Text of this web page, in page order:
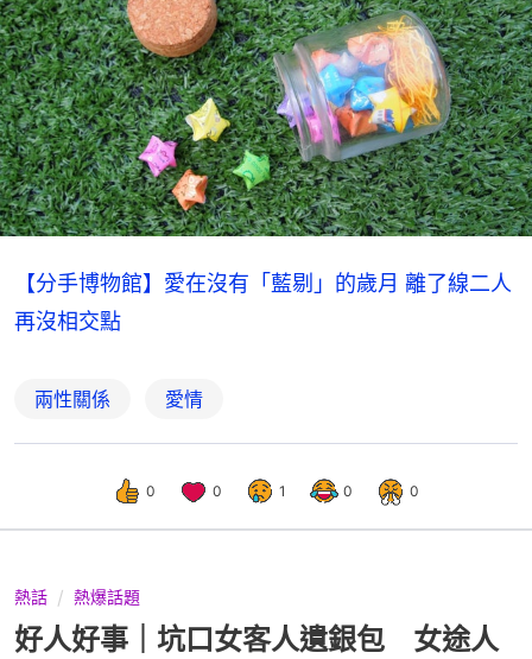
【分手博物館】愛在沒有「藍剔」的歲月 離了線二人
再沒相交點
兩性關係 愛情
0 0 1 0 0
熱話 熱爆話題
好人好事｜坑口女客人遺銀包 女途人